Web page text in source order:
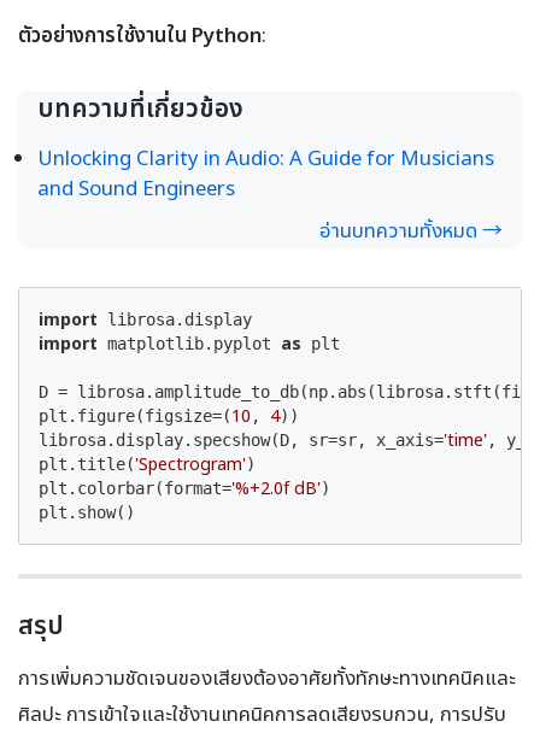
ตัวอย่างการใช้งานใน Python:
บทความที่เกี่ยวข้อง
Unlocking Clarity in Audio: A Guide for Musicians
and Sound Engineers
อ่านบทความทั้งหมด →
import
import matplotlib.pyplot as plt
D =
plt.figure(figsize=(10 , 4))
librosa.display.specshow(D, sr=sr, x_axis='time',
plt.title('Spectrogram')
plt.colorbar(format='%+2.0f dB')
plt.show()
สรุป
การเพิ่มความชัดเจนของเสียงต้องอาศัยทั้งทักษะทางเทคนิคและ
ศิลปะ การเข้าใจและใช้งานเทคนิคการลดเสียงรบกวน, การปรับ